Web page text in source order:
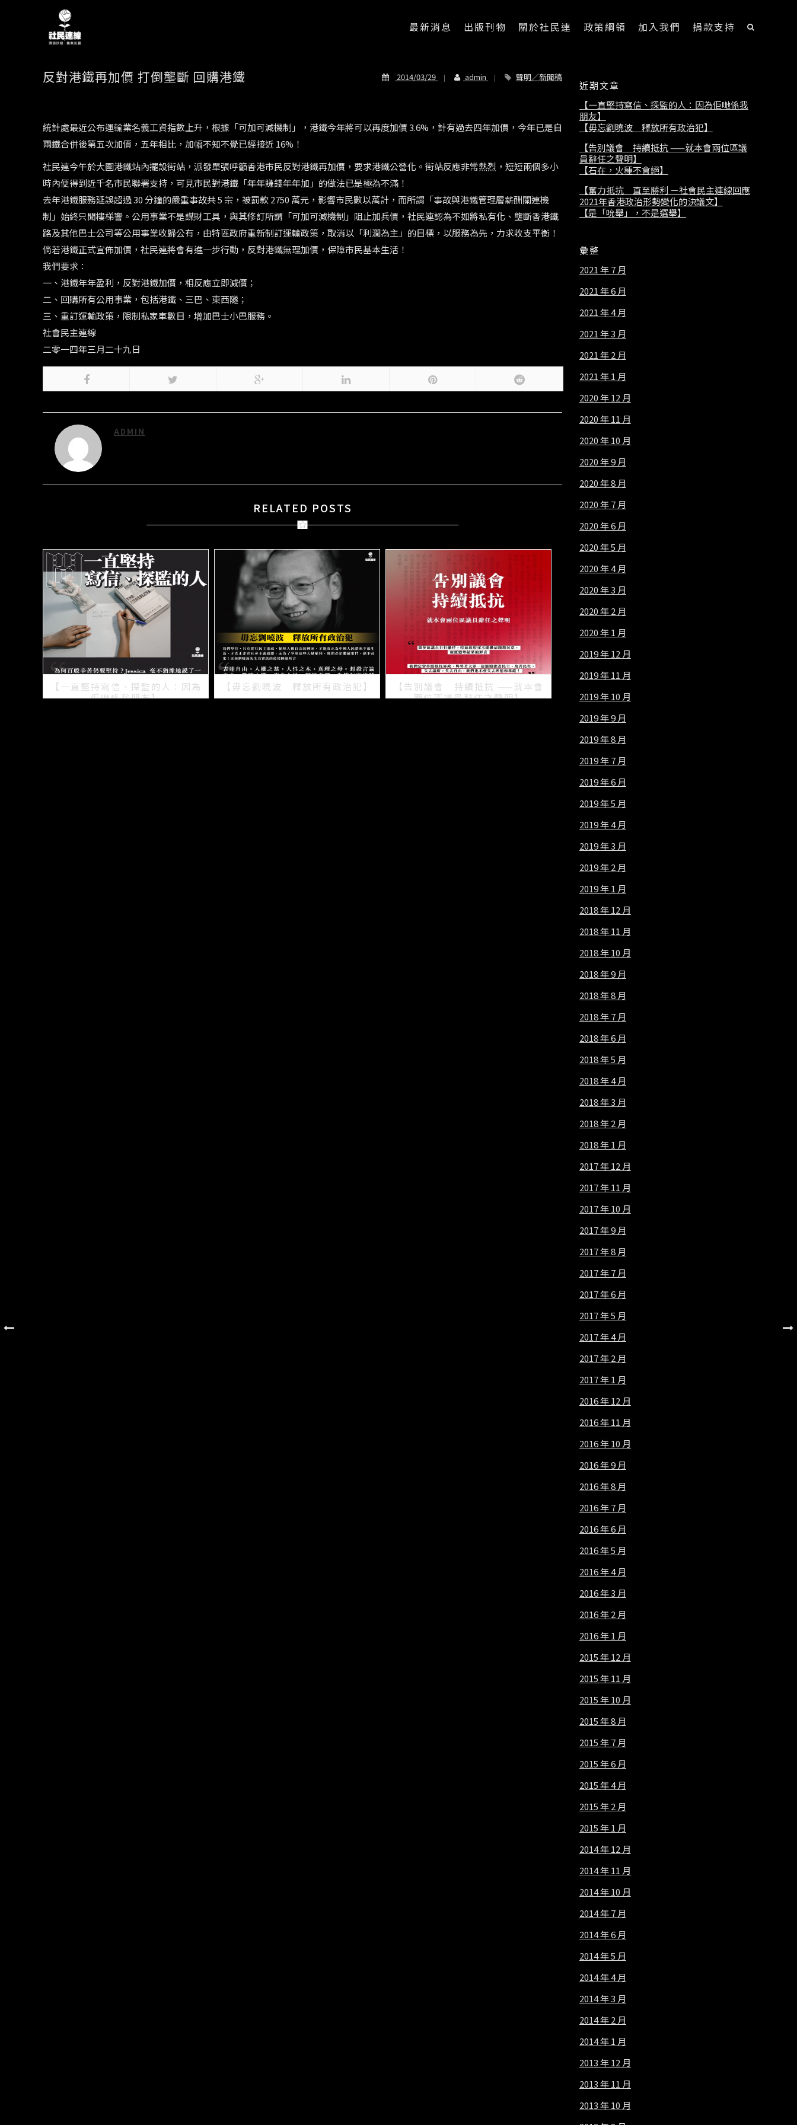
最新消息 出版刊物 關於社民連 政策綱領 加入我們 捐款支持
反對港鐵再加價 打倒壟斷 回購港鐵 2014/03/29 admin 聲明／新聞稿
統計處最近公布運輸業名義工資指數上升，根據「可加可減機制」，港鐵今年將可以再度加價 3.6%，計有過去四年加價，今年已是自
兩鐵合併後第五次加價，五年相比，加幅不知不覺已經接近 16%！
社民連今午於大圍港鐵站內擺設街站，派發單張呼籲香港市民反對港鐵再加價，要求港鐵公營化。街站反應非常熱烈，短短兩個多小
時內便得到近千名市民聯署支持，可見市民對港鐵「年年賺錢年年加」的做法已是極為不滿！
去年港鐵服務延誤超過 30 分鐘的嚴重事故共 5 宗，被罰款 2750 萭元，影響市民數以萭計，而所謂「事故與港鐵管理層薪酬關連機
制」始終只聞樓梯響。公用事業不是謀財工具，與其修訂所謂「可加可減機制」阻止加兵價，社民連認為不如將私有化、壟斷香港鐵
路及其他巴士公司等公用事業收歸公有，由特區政府重新制訂運輸政策，取消以「利潤為主」的目標，以服務為先，力求收支平衡！
倘若港鐵正式宣佈加價，社民連將會有進一步行動，反對港鐵無理加價，保障市民基本生活！
我們要求：
一、港鐵年年盈利，反對港鐵加價，相反應立即減價；
二、回購所有公用事業，包括港鐵、三巴、東西隧；
三、重訂運輸政策，限制私家車數目，增加巴士小巴服務。
社會民主連線
二零一四年三月二十九日
ADMIN
RELATED POSTS
【一直堅持寫信、探監的人：因為
佢哋係我朋友】
【毋忘劉曉波 釋放所有政治犯】
【告別議會 持續抵抗 ——就本會
兩位區議員辭任之聲明】
近期文章
【一直堅持寫信、探監的人：因為佢哋係我
朋友】
【毋忘劉曉波 釋放所有政治犯】
【告別議會 持續抵抗 ——就本會兩位區議
員辭任之聲明】
【石在，火種不會絕】
【奮力抵抗 直至勝利 －社會民主連線回應
2021年香港政治形勢變化的決議文】
【是「吮舉」，不是選舉】
彙整
2021 年 7 月
2021 年 6 月
2021 年 4 月
2021 年 3 月
2021 年 2 月
2021 年 1 月
2020 年 12 月
2020 年 11 月
2020 年 10 月
2020 年 9 月
2020 年 8 月
2020 年 7 月
2020 年 6 月
2020 年 5 月
2020 年 4 月
2020 年 3 月
2020 年 2 月
2020 年 1 月
2019 年 12 月
2019 年 11 月
2019 年 10 月
2019 年 9 月
2019 年 8 月
2019 年 7 月
2019 年 6 月
2019 年 5 月
2019 年 4 月
2019 年 3 月
2019 年 2 月
2019 年 1 月
2018 年 12 月
2018 年 11 月
2018 年 10 月
2018 年 9 月
2018 年 8 月
2018 年 7 月
2018 年 6 月
2018 年 5 月
2018 年 4 月
2018 年 3 月
2018 年 2 月
2018 年 1 月
2017 年 12 月
2017 年 11 月
2017 年 10 月
2017 年 9 月
2017 年 8 月
2017 年 7 月
2017 年 6 月
2017 年 5 月
2017 年 4 月
2017 年 2 月
2017 年 1 月
2016 年 12 月
2016 年 11 月
2016 年 10 月
2016 年 9 月
2016 年 8 月
2016 年 7 月
2016 年 6 月
2016 年 5 月
2016 年 4 月
2016 年 3 月
2016 年 2 月
2016 年 1 月
2015 年 12 月
2015 年 11 月
2015 年 10 月
2015 年 8 月
2015 年 7 月
2015 年 6 月
2015 年 4 月
2015 年 2 月
2015 年 1 月
2014 年 12 月
2014 年 11 月
2014 年 10 月
2014 年 7 月
2014 年 6 月
2014 年 5 月
2014 年 4 月
2014 年 3 月
2014 年 2 月
2014 年 1 月
2013 年 12 月
2013 年 11 月
2013 年 10 月